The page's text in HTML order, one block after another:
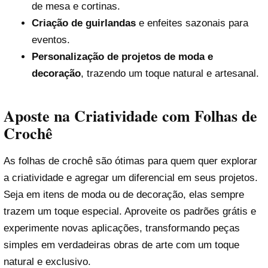
de mesa e cortinas.
Criação de guirlandase enfeites sazonais para
eventos.
Personalização de projetos de moda e
decoração, trazendo um toque natural e artesanal.
Aposte na Criatividade com Folhas de
Crochê
As folhas de crochê são ótimas para quem quer explorar
a criatividade e agregar um diferencial em seus projetos.
Seja em itens de moda ou de decoração, elas sempre
trazem um toque especial. Aproveite os padrões grátis e
experimente novas aplicações, transformando peças
simples em verdadeiras obras de arte com um toque
natural e exclusivo.